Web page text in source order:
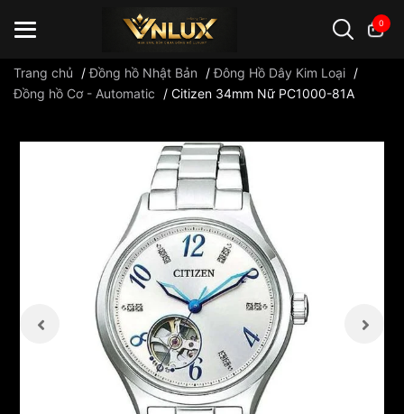
0
Trang chủ /Đồng hồ Nhật Bản /Đông Hồ Dây Kim Loại /
Đồng hồ Cơ - Automatic
/ Citizen 34mm Nữ PC1000-81A